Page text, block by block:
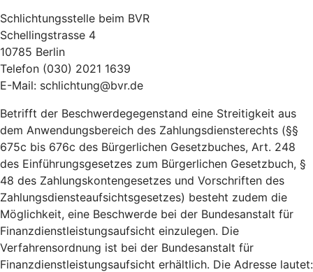
Schlichtungsstelle beim BVR
Schellingstrasse 4
10785 Berlin
Telefon (030) 2021 1639
E-Mail: schlichtung@bvr.de
Betrifft der Beschwerdegegenstand eine Streitigkeit aus
dem Anwendungsbereich des Zahlungsdiensterechts (§§
675c bis 676c des Bürgerlichen Gesetzbuches, Art. 248
des Einführungsgesetzes zum Bürgerlichen Gesetzbuch, §
48 des Zahlungskontengesetzes und Vorschriften des
Zahlungsdiensteaufsichtsgesetzes) besteht zudem die
Möglichkeit, eine Beschwerde bei der Bundesanstalt für
Finanzdienstleistungsaufsicht einzulegen. Die
Verfahrensordnung ist bei der Bundesanstalt für
Finanzdienstleistungsaufsicht erhältlich. Die Adresse lautet: